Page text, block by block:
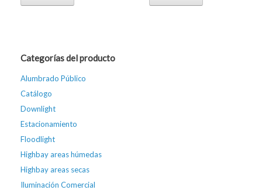
Categorías del producto
Alumbrado Público
Catálogo
Downlight
Estacionamiento
Floodlight
Highbay areas húmedas
Highbay areas secas
Iluminación Comercial